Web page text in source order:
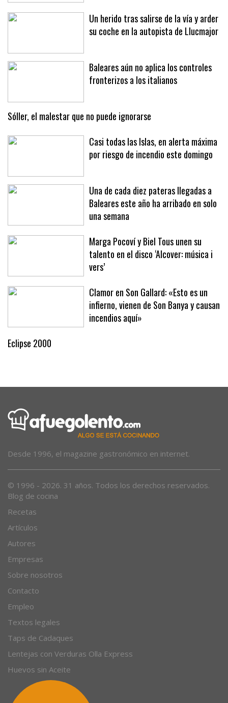
Un herido tras salirse de la vía y arder
su coche en la autopista de Llucmajor
Baleares aún no aplica los controles
fronterizos a los italianos
Sóller, el malestar que no puede ignorarse
Casi todas las Islas, en alerta máxima
por riesgo de incendio este domingo
Una de cada diez pateras llegadas a
Baleares este año ha arribado en solo
una semana
Marga Pocoví y Biel Tous unen su
talento en el disco ‘Alcover: música i
vers’
Clamor en Son Gallard: «Esto es un
infierno, vienen de Son Banya y causan
incendios aquí»
Eclipse 2000
Desde 1996, el magazine gastronómico en internet.
© 1996 - 2026. 31 años. Todos los derechos reservados.
Blog de cocina
Recetas
Artículos
Autores
Empresas
Sobre nosotros
Contacto
Empleo
Textos legales
Taps de Cadaques
Lentejas con Verduras Olla Express
Huevos sin Aceite